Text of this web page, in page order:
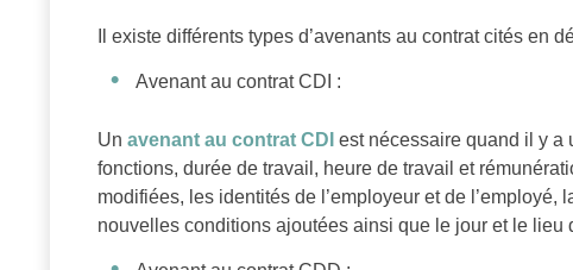
Il existe différents types d’avenants au contrat cités en
Avenant au contrat CDI :
Un avenant au contrat CDI est nécessaire quand il y a
fonctions, durée de travail, heure de travail et
modifiées, les identités de l’employeur et de l’employé,
nouvelles conditions ajoutées ainsi que le jour et le lieu